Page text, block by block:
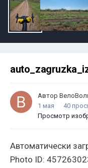
Автор
1 мая
40
Просмотр
Автоматически
Photo ID: